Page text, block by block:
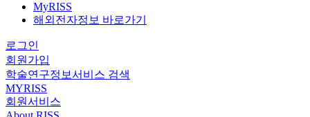
MyRISS
해외전자정보 바로가기
로그인
회원가입
학술연구정보서비스 검색
MYRISS
회원서비스